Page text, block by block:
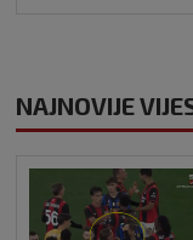
NAJNOVIJE